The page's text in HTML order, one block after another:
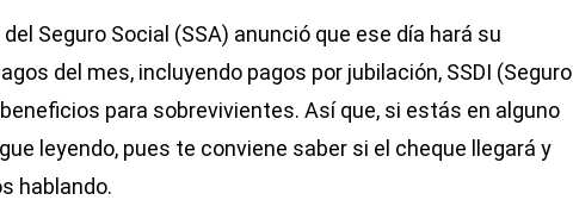
Seguro Social (SSA) anunció que ese día hará su
del mes, incluyendo pagos por jubilación, SSDI (Seguro
para sobrevivientes. Así que, si estás en alguno
leyendo, pues te conviene saber si el cheque llegará y
hablando.